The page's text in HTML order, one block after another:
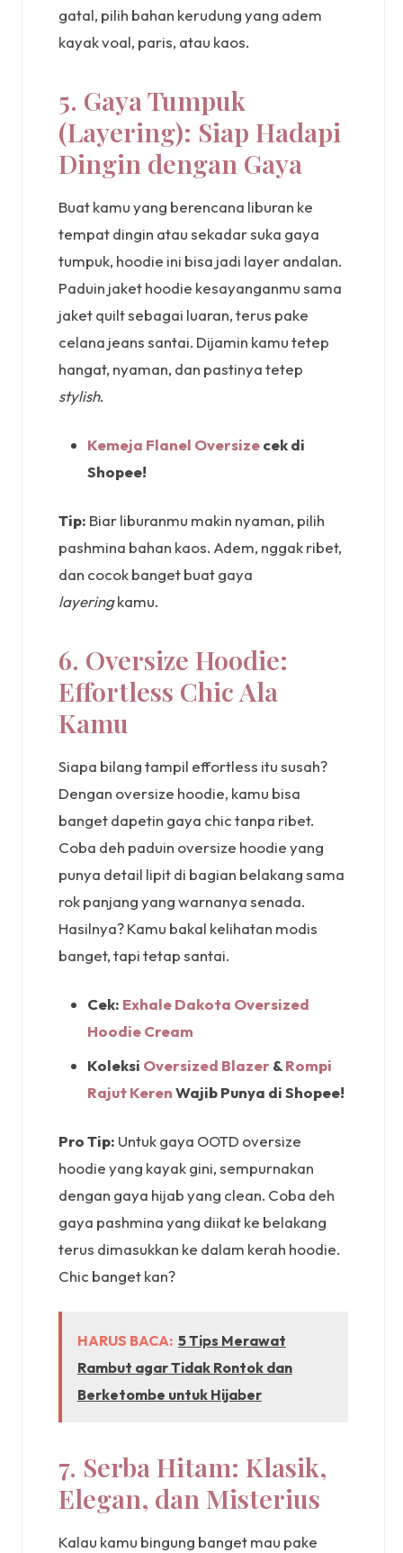
gatal, pilih bahan kerudung yang adem
kayak voal, paris, atau kaos.
5. Gaya Tumpuk
(Layering): Siap Hadapi
Dingin dengan Gaya
Buat kamu yang berencana liburan ke
tempat dingin atau sekadar suka gaya
tumpuk, hoodie ini bisa jadi layer andalan.
Paduin jaket hoodie kesayanganmu sama
jaket quilt sebagai luaran, terus pake
celana jeans santai. Dijamin kamu tetep
hangat, nyaman, dan pastinya tetep
stylish.
Kemeja Flanel Oversizecekdi
Shopee!
Tip: Biar liburanmu makin nyaman, pilih
pashmina bahan kaos. Adem, nggak ribet,
dan cocok banget buat gaya
layeringkamu.
6. Oversize Hoodie:
Effortless Chic Ala
Kamu
Siapa bilang tampil effortless itu susah?
Dengan oversize hoodie, kamu bisa
banget dapetin gaya chic tanpa ribet.
Coba deh paduin oversize hoodie yang
punya detail lipit di bagian belakang sama
rok panjang yang warnanya senada.
Hasilnya? Kamu bakal kelihatan modis
banget, tapi tetap santai.
Cek: Exhale Dakota Oversized
Hoodie Cream
Koleksi Oversized Blazer&Rompi
Rajut KerenWajib Punya di Shopee!
Pro Tip: Untuk gaya OOTD oversize
hoodie yang kayak gini, sempurnakan
dengan gaya hijab yang clean. Coba deh
gaya pashmina yang diikat ke belakang
terus dimasukkan ke dalam kerah hoodie.
Chic banget kan?
HARUS BACA: 5 Tips Merawat
Rambut agar Tidak Rontok dan
Berketombe untuk Hijaber
7. Serba Hitam: Klasik,
Elegan, dan Misterius
Kalau kamu bingung banget mau pake